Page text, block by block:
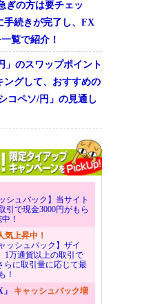
ぎの方は要チェッ
手続きが完了し、FX
覧で紹介！
」のスワップポイント
ングして、おすすめの
コペソ/円」の見通し
シュバック】当サイト
引で現金3000円がもら
！
気上昇中！
ッシュバック】ザイ
1万通貨以上の取引で
らに取引量に応じて最
！
キャッシュバック増